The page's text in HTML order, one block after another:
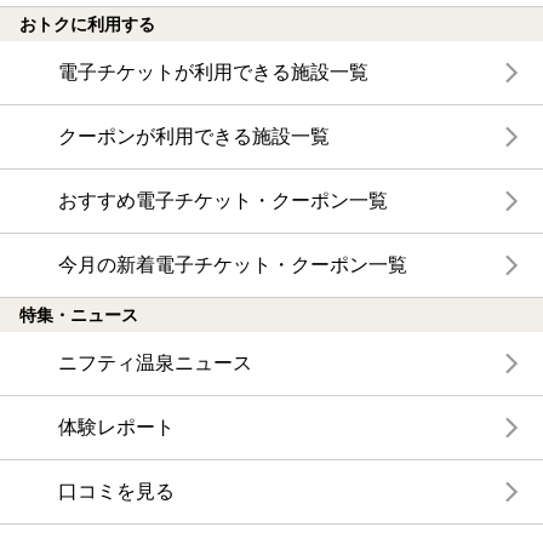
おトクに利用する
電子チケットが利用できる施設一覧
クーポンが利用できる施設一覧
おすすめ電子チケット・クーポン一覧
今月の新着電子チケット・クーポン一覧
特集・ニュース
ニフティ温泉ニュース
体験レポート
口コミを見る